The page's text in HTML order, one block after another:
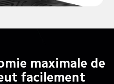
maximale de
facilement